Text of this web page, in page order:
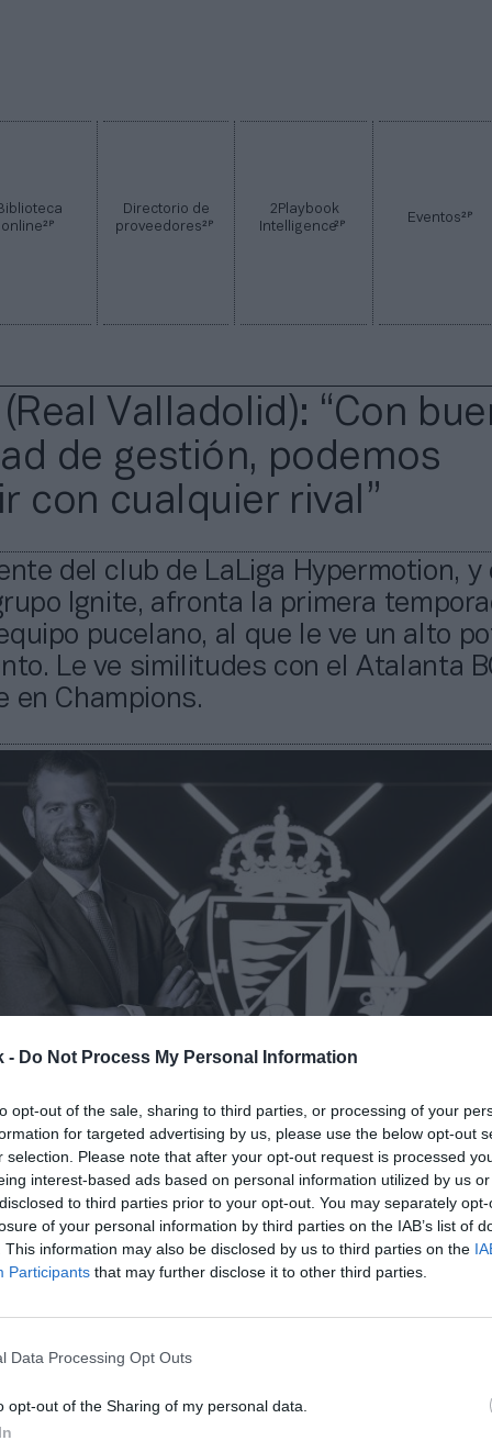
- Do Not Process My Personal Information
opt-out of the sale, sharing to third parties, or processing of your
for targeted advertising by us, please use the below opt-out
selection. Please note that after your opt-out request is processed
interest-based ads based on personal information utilized by us
to third parties prior to your opt-out. You may separately
of your personal information by third parties on the IAB’s list of
This information may also be disclosed by us to third parties on the
Participants that may further disclose it to other third parties.
Data Processing Opt Outs
opt-out of the Sharing of my personal data.
online2P
Directorio de
proveedores2P
2Playbook
Intelligence2P Eventos2P
Valladolid): “Con
de gestión, podemos
con cualquier rival”
del club de LaLiga Hypermotion, y
Ignite, afronta la primera
pucelano, al que le ve un alto
Le ve similitudes con el Atalanta
en Champions.
7 de octubre de 2025
a 2Playbook en su nuevo rol de copresidente